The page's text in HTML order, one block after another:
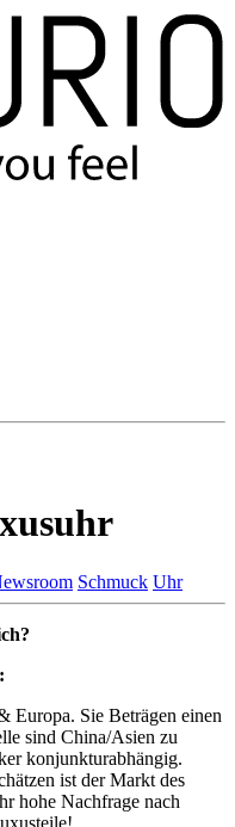
Schmuck Uhr
Europa. Sie Beträgen einen
sind China/Asien zu
konjunkturabhängig.
ist der Markt des
hohe Nachfrage nach